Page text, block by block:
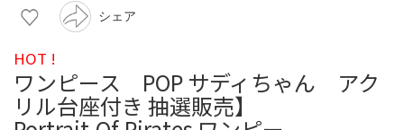
シェア
HOT !
ワンピース POP サディちゃん アク
リル台座付き 抽選販売】